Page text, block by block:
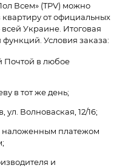
Всем» (TPV) можно
квартиру от официальных
Украине. Итоговая
функций. Условия заказа:
Почтой в любое
в тот же день;
ул. Волноваская, 12/16;
наложенным платежом
и